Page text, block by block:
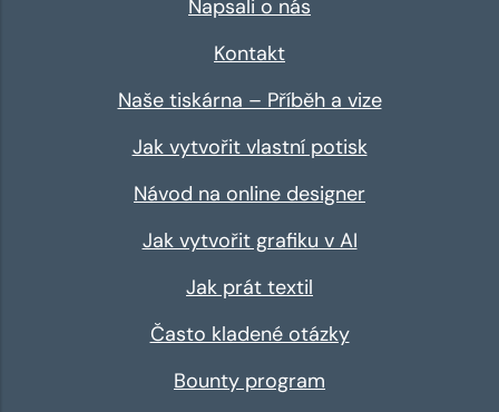
Napsali o nás
Kontakt
Naše tiskárna – Příběh a vize
Jak vytvořit vlastní potisk
Návod na online designer
Jak vytvořit grafiku v AI
Jak prát textil
Často kladené otázky
Bounty program